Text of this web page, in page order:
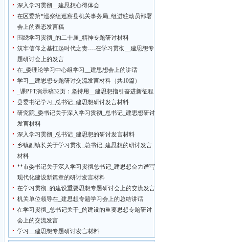
深入学习贯彻__建思想心得体会
在区委第*巡察组巡察县机关事务局_组进驻动员部署
会上的表态发言稿
围绕学习贯彻_的二十届_精神专题研讨材料
筑牢信仰之基扛起时代之责----在学习贯彻__建思想专
题研讨会上的发言
在_委理论学习中心组学习__建思想会上的讲话
学习__建思想专题研讨交流发言材料（共10篇）
_课PPT演示稿32页：坚持用__建思想指引奋进新征程
县委书记学习_总书记_建思想研讨发言材料
研究院_委书记关于深入学习贯彻_总书记_建思想研讨
发言材料
深入学习贯彻_总书记_建思想的研讨发言材料
乡镇副镇长关于学习贯彻_总书记_建思想的研讨发言
材料
**市委书记关于深入学习贯彻总书记_建思想奋力谱写
现代化建设新篇章的研讨发言材料
在学习贯彻_的建设重要思想专题研讨会上的交流发言
机关单位领导在_建思想专题学习会上的总结讲话
在学习贯彻_总书记关于_的建设的重要思想专题研讨
会上的交流发言
学习__建思想专题研讨发言材料